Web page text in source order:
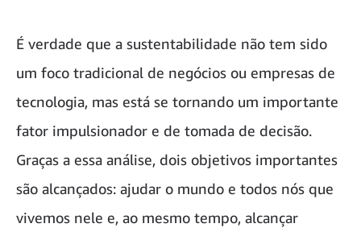
É verdade que a sustentabilidade não tem sido
um foco tradicional de negócios ou empresas de
tecnologia, mas está se tornando um importante
fator impulsionador e de tomada de decisão.
Graças a essa análise, dois objetivos importantes
são alcançados: ajudar o mundo e todos nós que
vivemos nele e, ao mesmo tempo, alcançar